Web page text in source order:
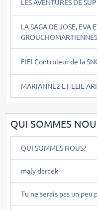
LES AVENTURES DE
LA SAGA DE JOSE, EVA
GROUCHOMARTIENNES
FIFI Controleur de la
MARIANNE2 ET ELIE
QUI SOMMES
QUI SOMMES NOUS?
maly darcek
Tu ne serais pas un peu